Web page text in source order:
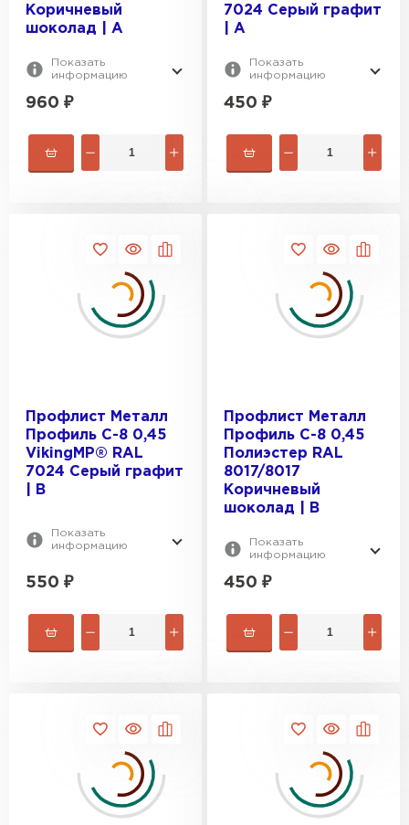
Коричневый
шоколад | A
Показать
информацию
960 ₽
7024 Серый графит
| A
Показать
информацию
450 ₽
Профлист Металл
Профиль С-8 0,45
VikingMP® RAL
7024 Серый графит
| B
Показать
информацию
550 ₽
Профлист Металл
Профиль С-8 0,45
Полиэстер RAL
8017/8017
Коричневый
шоколад | B
Показать
информацию
450 ₽